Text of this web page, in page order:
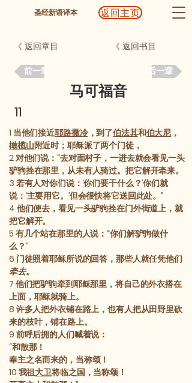
圣经新语译本 返回主页
《 返回章目
前一章
《 返回书目
后一章
马可福音
11
1 当他们接近耶路撒冷，到了伯法其和伯大尼 ，
橄榄山附近时；耶稣派了两个门徒，
2对他们说：“去对面村子，一进去就会看见一头
驴驹拴在那里，从未有人骑过。把它解开牵来。
3 若有人对你们说：‘你们要干什么？’你们就
说：‘主要用它。’但会很快将它送回此处。”
4 他们便去，看见一头驴驹拴在门外街道上，就
把它解开。
5 有几个站在那里的人说：“你们解驴驹做什
么？”
6 门徒照着耶稣所说的回答，那些人就任凭他们
牵去。
7 他们把驴驹牵到耶稣那里，将自己的外衣搭在
上面，耶稣就骑上。
8 许多人把外衣铺在路上，也有人把从田野里砍
来的枝叶，铺在路上。
9 前呼后拥的人们喊着说：
“和散那！
奉主之名而来的，当称颂！
10 我祖大卫将临之国，当称颂！